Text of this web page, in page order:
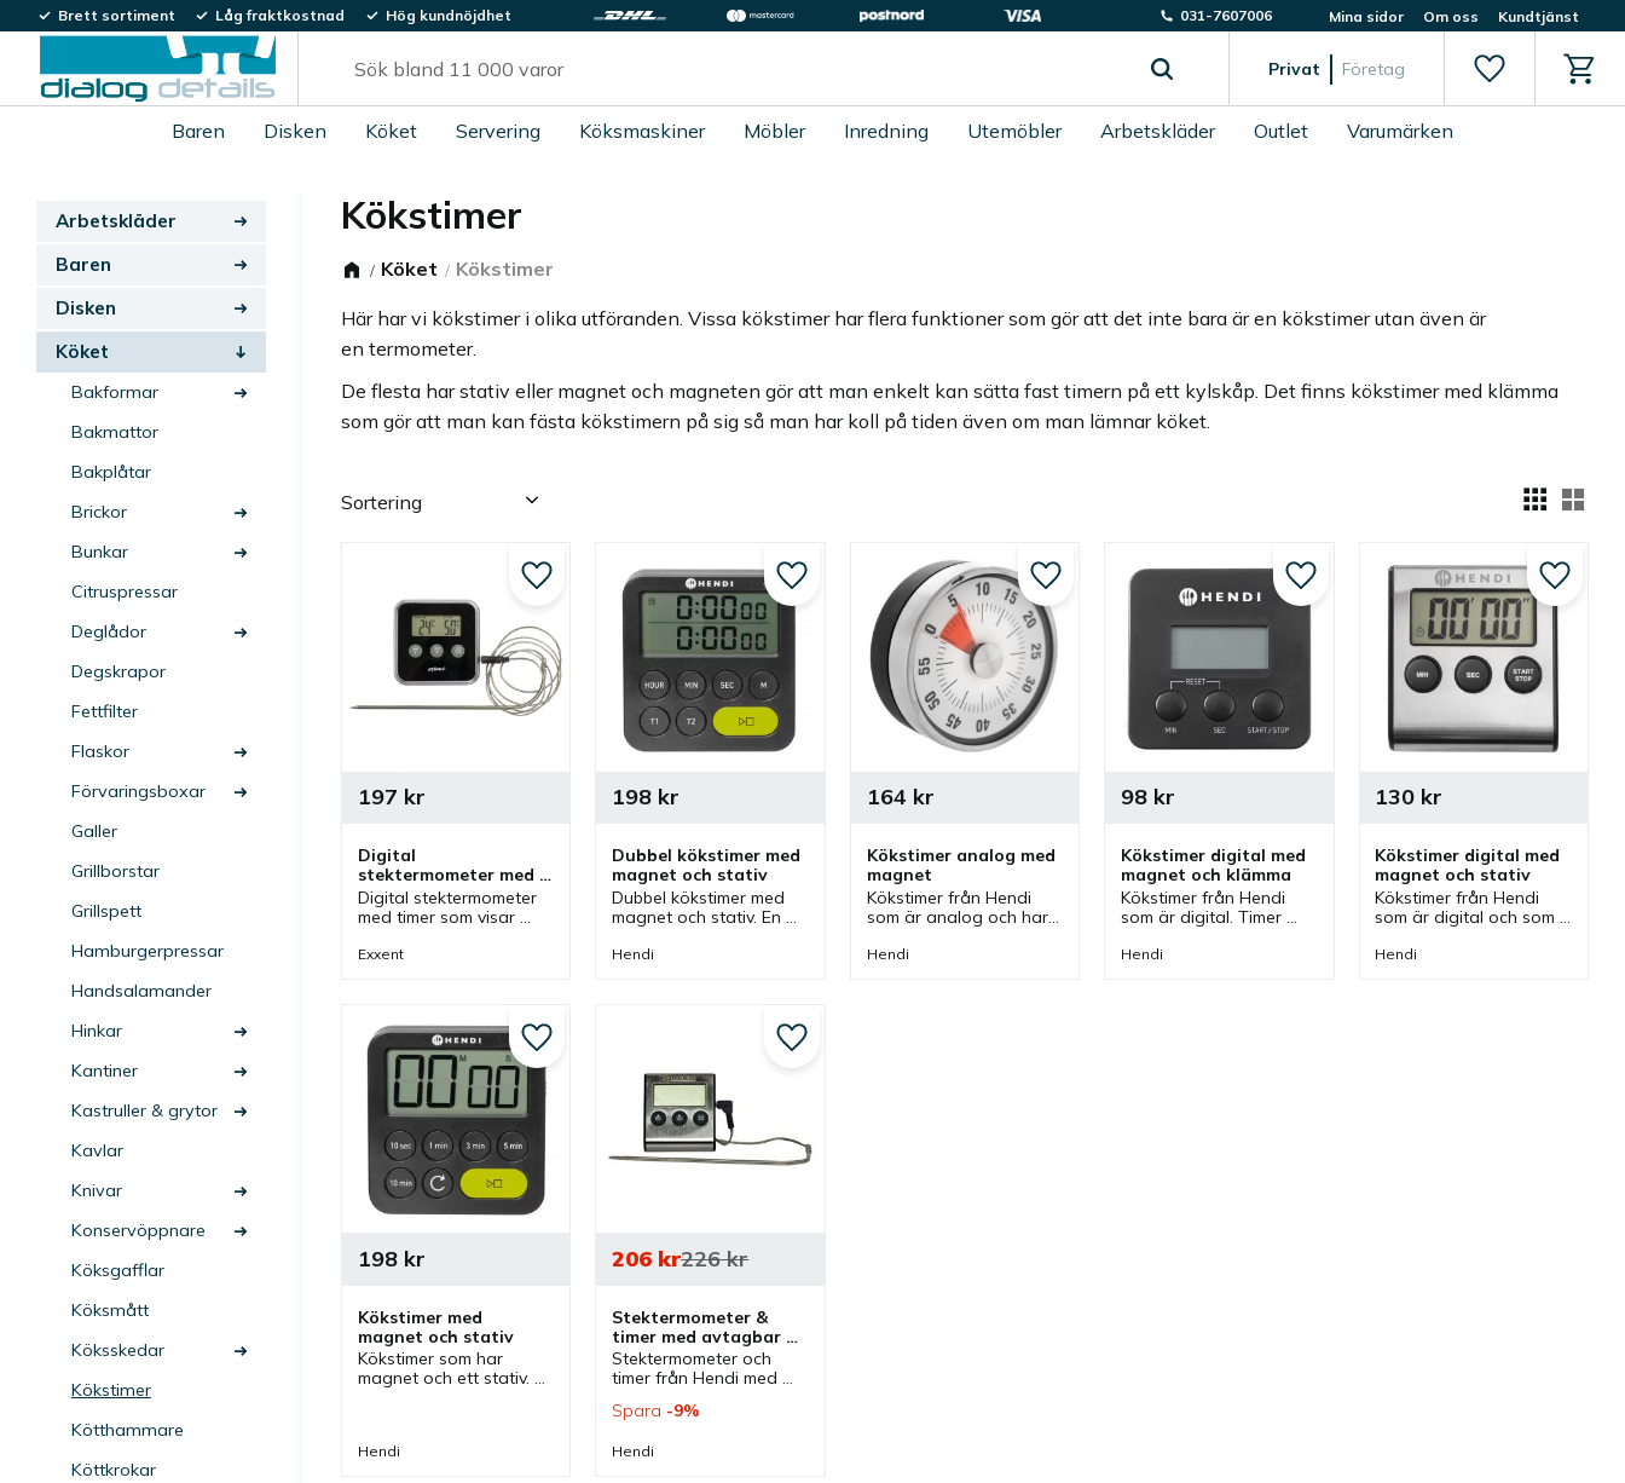
Brett sortiment Låg fraktkostnad Hög kundnöjdhet 031-7607006 Mina sidor Om oss Kundtjänst
Privat Företag Favoriter
Baren Disken Köket Servering Köksmaskiner Möbler Inredning Utemöbler Arbetskläder Outlet Varumärken
Kökstimer
Köket Kökstimer
Här har vi kökstimer i olika utföranden. Vissa kökstimer har flera funktioner som gör att det inte bara är en kökstimer utan även är
en termometer.
De flesta har stativ eller magnet och magneten gör att man enkelt kan sätta fast timern på ett kylskåp. Det finns kökstimer med klämma
som gör att man kan fästa kökstimern på sig så man har koll på tiden även om man lämnar köket.
Välj sortering
Digital
stektermometer med
timer
Digital stektermometer
med timer som visar
250 C och passar bra i
197 kr
Exxent
Lägg till i favoriter
Dubbel kökstimer med
magnet och stativ
Dubbel kökstimer med
magnet och stativ. En
tid på 100 minuter, med
198 kr
Hendi
Lägg till i favoriter
Kökstimer analog med
magnet
Kökstimer från Hendi
som är analog och har
timer som kan fästas
164 kr
Hendi
Lägg till i favoriter
Kökstimer digital med
magnet och klämma
Kökstimer från Hendi
som är digital. Timer
kan fästa den på ett
98kr
Hendi
Lägg till i favoriter
Kökstimer digital med
magnet och stativ
Kökstimer från Hendi
som är digital och som
ett stativ. En timer som
130 kr
Hendi
Lägg
Kökstimer med
magnet och stativ
Kökstimer som har
magnet och ett stativ.
sekunders noggrannhet
198kr
Hendi
Lägg till i favoriter
Stektermometer &
timer med avtagbar
mätsticka
Stektermometer och
timer från Hendi med
termometer med
bra i flera olika kök.
206 kr226kr
Spara 9%
Hendi
Lägg till i favoriter
Arbetskläder
Baren
Disken
Köket
Bakformar
Bakmattor
Bakplåtar
Brickor
Bunkar
Citruspressar
Deglådor
Degskrapor
Fettfilter
Flaskor
Förvaringsboxar
Galler
Grillborstar
Grillspett
Hamburgerpressar
Handsalamander
Hinkar
Kantiner
Kastruller & grytor
Kavlar
Knivar
Konservöppnare
Köksgafflar
Köksmått
Köksskedar
Kökstimer
Kötthammare
Köttkrokar